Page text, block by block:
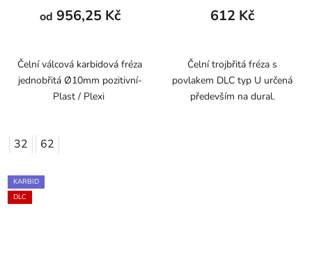
od 956,25 Kč
Čelní válcová karbidová fréza
jednobřitá Ø10mm pozitivní-
Plast / Plexi
32 62
612 Kč
Čelní trojbřitá fréza s
povlakem DLC typ U určená
především na dural.
KARBID
DLC